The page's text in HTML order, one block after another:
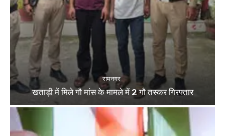
रामनगर
खताड़ी में मिले गौ मांस के मामले में 2 गौ तस्कर गिरफ्तार